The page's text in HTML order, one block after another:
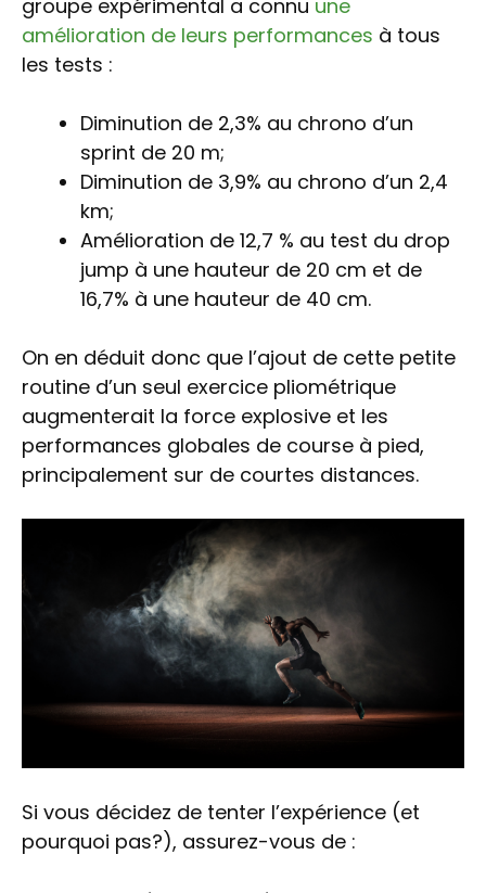
groupe expérimental a connu une
amélioration de leurs performances à tous
les tests :
Diminution de 2,3% au chrono d’un
sprint de 20 m;
Diminution de 3,9% au chrono d’un 2,4
km;
Amélioration de 12,7 % au test du drop
jump à une hauteur de 20 cm et de
16,7% à une hauteur de 40 cm.
On en déduit donc que l’ajout de cette petite
routine d’un seul exercice pliométrique
augmenterait la force explosive et les
performances globales de course à pied,
principalement sur de courtes distances.
Si vous décidez de tenter l’expérience (et
pourquoi pas?), assurez-vous de :